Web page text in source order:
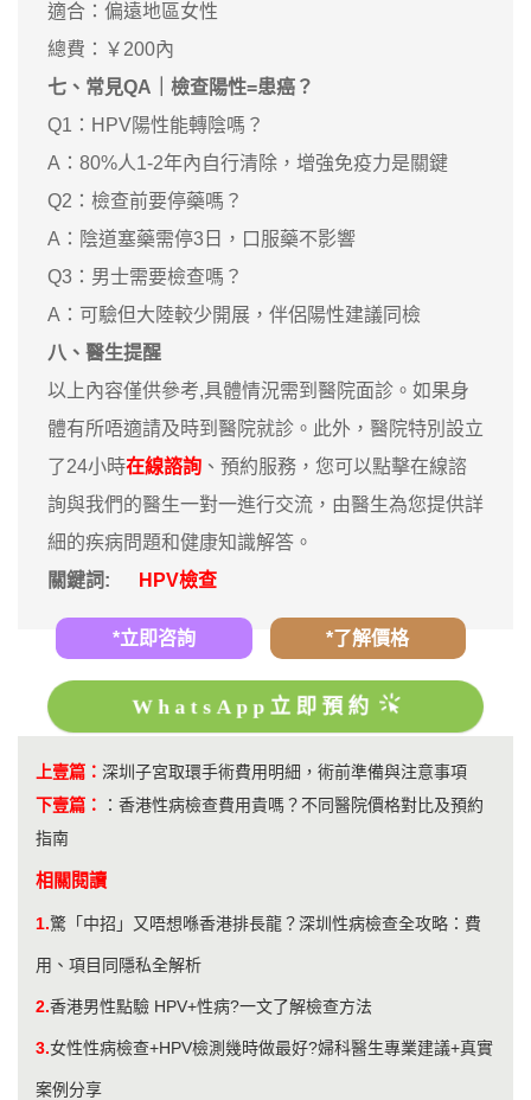
適合：偏遠地區女性
總費：￥200內
七、常見QA｜檢查陽性=患癌？
Q1：HPV陽性能轉陰嗎？
A：80%人1-2年內自行清除，增強免疫力是關鍵
Q2：檢查前要停藥嗎？
A：陰道塞藥需停3日，口服藥不影響
Q3：男士需要檢查嗎？
A：可驗但大陸較少開展，伴侶陽性建議同檢
八 、醫生提醒
以上內容僅供參考,具體情況需到醫院面診。如果身
體有所唔適請及時到醫院就診。此外，醫院特別設立
了24小時在線諮詢 、預約服務，您可以點擊在線諮
詢與我們的醫生一對一進行交流，由醫生為您提供詳
細的疾病問題和健康知識解答。
關鍵詞:
HPV檢查
*立即咨詢 *了解價格
WhatsApp立即預約
上壹篇： 深圳子宮取環手術費用明細，術前準備與注意事項
下壹篇：
： 香港性病檢查費用貴嗎？不同醫院價格對比及預約
指南
相關閱讀
1.驚「中招」又唔想喺香港排長龍？深圳性病檢查全攻略：費
用、項目同隱私全解析
2.香港男性點驗 HPV+性病?一文了解檢查方法
3.女性性病檢查+HPV檢測幾時做最好?婦科醫生專業建議+真實
案例分享